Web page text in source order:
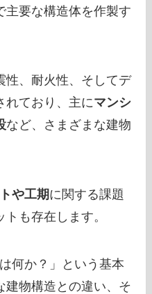
主要な構造体を作製す
性、耐火性、そしてデ
れており、主にマンシ
など、さまざまな建物
や工期に関する課題
も存在します。
何か？」という基本
建物構造との違い、そ